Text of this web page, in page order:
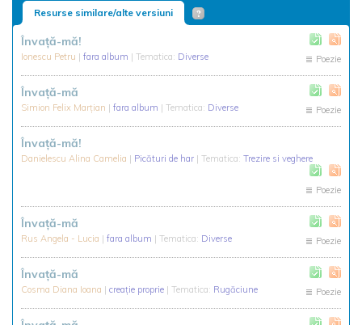
Resurse similare/alte versiuni
Învață-mă!
Ionescu Petru | fara album | Tematica: Diverse Poezie
Învață-mă
Simion Felix Marţian | fara album | Tematica: Diverse Poezie
Învață-mă!
Danielescu Alina Camelia | Picături de har | Tematica: Trezire si veghere
Poezie
Învaţă-mă
Rus Angela - Lucia | fara album | Tematica: Diverse Poezie
Învață-mă
Cosma Diana Ioana | creație proprie | Tematica: Rugăciune Poezie